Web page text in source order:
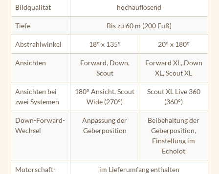
Bildqualität hochauflösend
Tiefe Bis zu 60 m (200 Fuß)
Abstrahlwinkel 18° x 135° 20° x 180°
Ansichten
Forward, Down,
Scout
Forward XL, Down
XL, Scout XL
Ansichten bei
zwei Systemen
180° Ansicht, Scout
Wide (270°)
Scout XL Live 360
(360°)
Down-Forward-
Wechsel
Anpassung der
Geberposition
Beibehaltung der
Geberposition,
Einstellung im
Echolot
Motorschaft-
im Lieferumfang enthalten